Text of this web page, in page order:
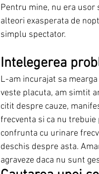
Pentru mine, nu era usor
alteori exasperata de
simplu spectator.
Intelegerea
L-am incurajat sa
veste placuta, am simtit
citit despre cauze,
frecventa si ca nu
confrunta cu urinare
deschis despre asta.
agraveze daca nu sunt